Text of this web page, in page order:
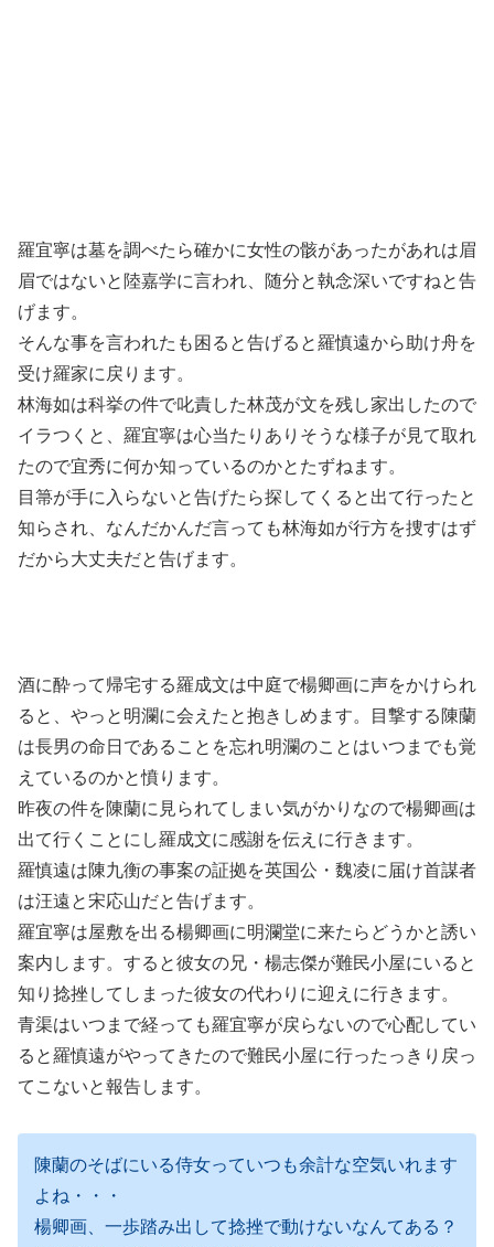
羅宜寧は墓を調べたら確かに女性の骸があったがあれは眉
眉ではないと陸嘉学に言われ、随分と執念深いですねと告
げます。
そんな事を言われたも困ると告げると羅慎遠から助け舟を
受け羅家に戻ります。
林海如は科挙の件で叱責した林茂が文を残し家出したので
イラつくと、羅宜寧は心当たりありそうな様子が見て取れ
たので宜秀に何か知っているのかとたずねます。
目箒が手に入らないと告げたら探してくると出て行ったと
知らされ、なんだかんだ言っても林海如が行方を捜すはず
だから大丈夫だと告げます。
酒に酔って帰宅する羅成文は中庭で楊卿画に声をかけられ
ると、やっと明瀾に会えたと抱きしめます。目撃する陳蘭
は長男の命日であることを忘れ明瀾のことはいつまでも覚
えているのかと憤ります。
昨夜の件を陳蘭に見られてしまい気がかりなので楊卿画は
出て行くことにし羅成文に感謝を伝えに行きます。
羅慎遠は陳九衡の事案の証拠を英国公・魏凌に届け首謀者
は汪遠と宋応山だと告げます。
羅宜寧は屋敷を出る楊卿画に明瀾堂に来たらどうかと誘い
案内します。すると彼女の兄・楊志傑が難民小屋にいると
知り捻挫してしまった彼女の代わりに迎えに行きます。
青渠はいつまで経っても羅宜寧が戻らないので心配してい
ると羅慎遠がやってきたので難民小屋に行ったっきり戻っ
てこないと報告します。
陳蘭のそばにいる侍女っていつも余計な空気いれます
よね・・・
楊卿画、一歩踏み出して捻挫で動けないなんてある？